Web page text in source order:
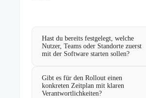
Hast du bereits festgelegt, welche
Nutzer, Teams oder Standorte zuerst
mit der Software starten sollen?
Gibt es für den Rollout einen
konkreten Zeitplan mit klaren
Verantwortlichkeiten?